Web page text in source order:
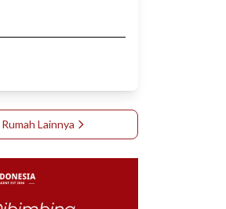
Rumah Lainnya